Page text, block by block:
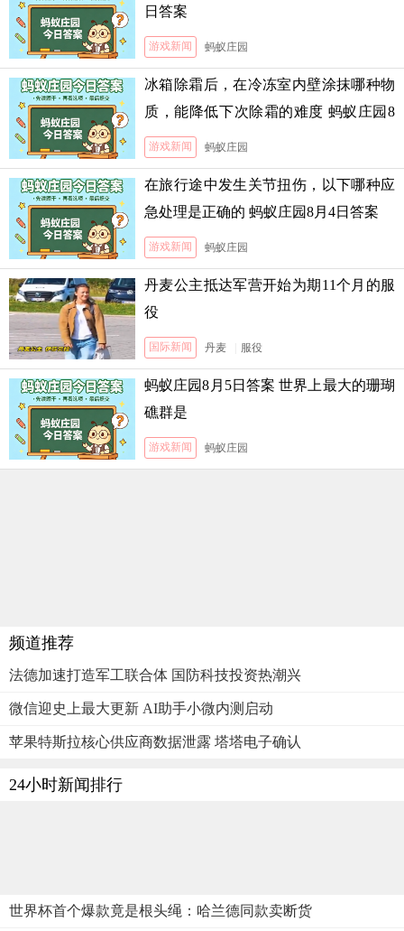
日答案
游戏新闻 蚂蚁庄园
冰箱除霜后，在冷冻室内壁涂抹哪种物
质，能降低下次除霜的难度 蚂蚁庄园8
月5日答案
游戏新闻 蚂蚁庄园
在旅行途中发生关节扭伤，以下哪种应
急处理是正确的 蚂蚁庄园8月4日答案
游戏新闻 蚂蚁庄园
丹麦公主抵达军营开始为期11个月的服
役
国际新闻 丹麦 服役
蚂蚁庄园8月5日答案 世界上最大的珊瑚
礁群是
游戏新闻 蚂蚁庄园
频道推荐
法德加速打造军工联合体 国防科技投资热潮兴
微信迎史上最大更新 AI助手小微内测启动
苹果特斯拉核心供应商数据泄露 塔塔电子确认
24小时新闻排行
世界杯首个爆款竟是根头绳：哈兰德同款卖断货